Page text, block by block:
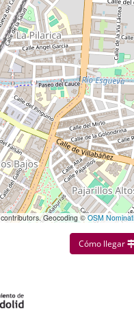
contributors. Geocoding ©OSM
Cómo llegar